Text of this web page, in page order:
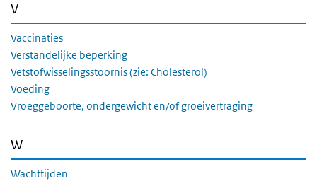
V
Vaccinaties
Verstandelijke beperking
Vetstofwisselingsstoornis (zie: Cholesterol)
Voeding
Vroeggeboorte, ondergewicht en/of groeivertraging
W
Wachttijden